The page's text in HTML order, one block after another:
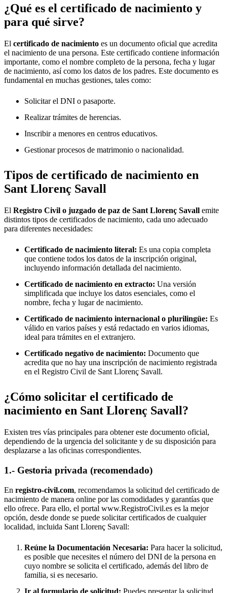
¿Qué es el certificado de nacimiento y
para qué sirve?
El certificado de nacimiento es un documento oficial que acredita
el nacimiento de una persona. Este certificado contiene información
importante, como el nombre completo de la persona, fecha y lugar
de nacimiento, así como los datos de los padres. Este documento es
fundamental en muchas gestiones, tales como:
Solicitar el DNI o pasaporte.
Realizar trámites de herencias.
Inscribir a menores en centros educativos.
Gestionar procesos de matrimonio o nacionalidad.
Tipos de certificado de nacimiento en
Sant Llorenç Savall
El Registro Civil o juzgado de paz de Sant Llorenç Savall emite
distintos tipos de certificados de nacimiento, cada uno adecuado
para diferentes necesidades:
Certificado de nacimiento literal: Es una copia completa
que contiene todos los datos de la inscripción original,
incluyendo información detallada del nacimiento.
Certificado de nacimiento en extracto: Una versión
simplificada que incluye los datos esenciales, como el
nombre, fecha y lugar de nacimiento.
Certificado de nacimiento internacional o plurilingüe: Es
válido en varios países y está redactado en varios idiomas,
ideal para trámites en el extranjero.
Certificado negativo de nacimiento: Documento que
acredita que no hay una inscripción de nacimiento registrada
en el Registro Civil de Sant Llorenç Savall.
¿Cómo solicitar el certificado de
nacimiento en Sant Llorenç Savall?
Existen tres vías principales para obtener este documento oficial,
dependiendo de la urgencia del solicitante y de su disposición para
desplazarse a las oficinas correspondientes.
1.- Gestoria privada (recomendado)
En registro-civil.com, recomendamos la solicitud del certificado de
nacimiento de manera online por las comodidades y garantías que
ello ofrece. Para ello, el portal www.RegistroCivil.es es la mejor
opción, desde donde se puede solicitar certificados de cualquier
localidad, incluida Sant Llorenç Savall:
Reúne la Documentación Necesaria: Para hacer la solicitud,
es posible que necesites el número del DNI de la persona en
cuyo nombre se solicita el certificado, además del libro de
familia, si es necesario.
Ir al formulario de solicitud: Puedes presentar la solicitud